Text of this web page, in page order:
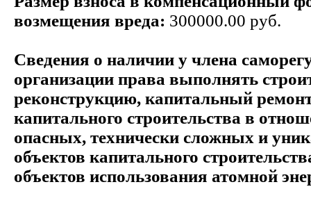
возмещения вреда: 300000.00 руб.
Сведения о наличии у члена
организации права выполнять
реконструкцию, капитальный
капитального строительства в
опасных, технически сложных и
объектов капитального
объектов использования атомной